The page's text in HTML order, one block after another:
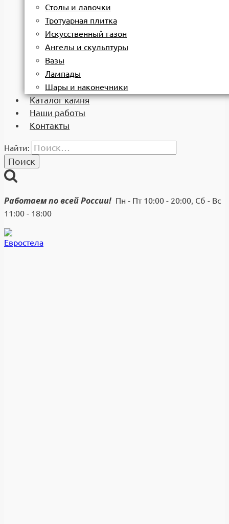
Столы и лавочки
Тротуарная плитка
Искусственный газон
Ангелы и скульптуры
Вазы
Лампады
Шары и наконечники
Каталог камня
Наши работы
Контакты
Найти:
Работаем по всей России! Пн - Пт 10:00 - 20:00, Сб - Вс
11:00 - 18:00